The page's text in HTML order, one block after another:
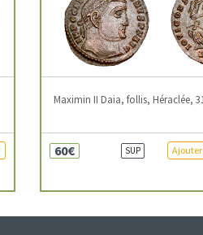
Maximin II Daia, follis, Héraclée,
60€ SUP